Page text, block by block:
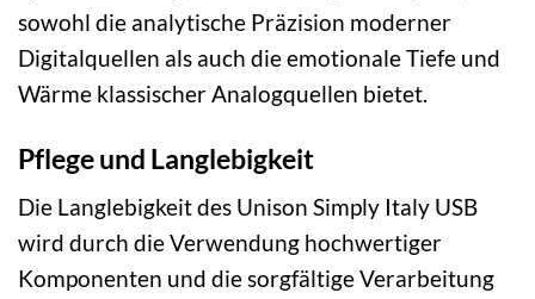
sowohl die analytische Präzision moderner
Digitalquellen als auch die emotionale Tiefe und
Wärme klassischer Analogquellen bietet.
Pflege und Langlebigkeit
Die Langlebigkeit des Unison Simply Italy USB
wird durch die Verwendung hochwertiger
Komponenten und die sorgfältige Verarbeitung